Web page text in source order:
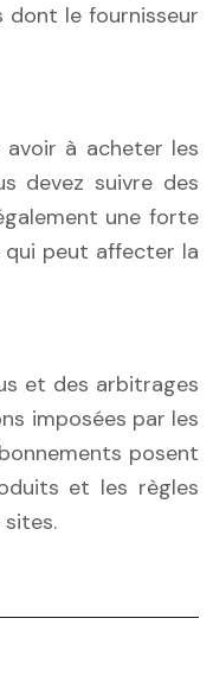
dont le fournisseur
avoir à acheter les
devez suivre des
une forte
qui peut affecter la
et des arbitrages
imposées par les
posent
et les règles